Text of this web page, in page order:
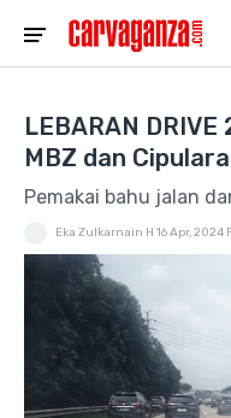
LEBARAN
MBZ dan
Pemakai bahu jalan
Eka Zulkarnain H 16 Apr, 2024